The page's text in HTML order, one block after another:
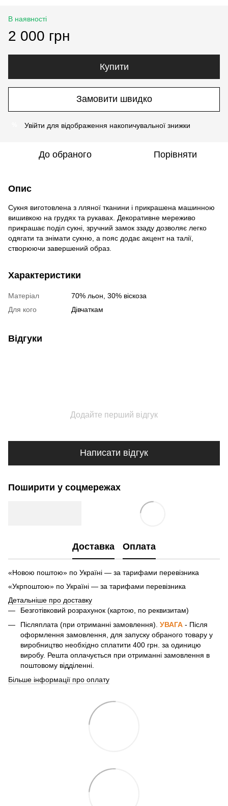
В наявності
2 000 грн
Купити
Замовити швидко
Увійти для відображення накопичувальної знижки
До обраного Порівняти
Опис
Сукня виготовлена з лляної тканини і прикрашена машинною
вишивкою на грудях та рукавах. Декоративне мереживо
прикрашає поділ сукні, зручний замок ззаду дозволяє легко
одягати та знімати сукню, а пояс додає акцент на талії,
створюючи завершений образ.
Характеристики
Матеріал
70% льон, 30% віскоза
Для кого
Дівчаткам
Відгуки
Додайте перший відгук
Написати відгук
Поширити у соцмережах
Доставка Оплата
«Новою поштою» по Україні — за тарифами перевізника
«Укрпоштою» по Україні — за тарифами перевізника
Детальніше про доставку
Безготівковий розрахунок (картою, по реквизитам)
Післяплата (при отриманні замовлення). УВАГА - Після
оформлення замовлення, для запуску обраного товару у
виробництво необхідно сплатити 400 грн. за одиницю
виробу. Решта оплачується при отриманні замовлення в
поштовому відділенні.
Більше інформації про оплату